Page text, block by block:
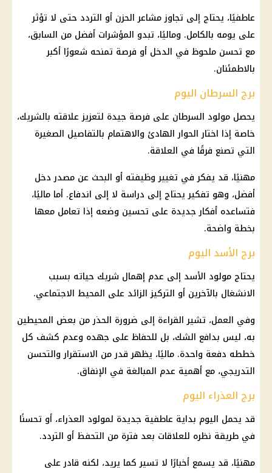
عاطفيًا، يحتاج إلى تجاوز مشاعر الحزن أو التردد حتى لا تؤثر
على يومه بالكامل. وماليًا، تبدو المؤشرات أفضل من السابق،
مع تحسن ملحوظ في الدخل أو فرصة تمنحه شعورًا أكبر
بالاطمئنان.
برج السرطان اليوم
يحصل مولود السرطان على فرصة جيدة لتعزيز علاقته بالشريك،
خاصة إذا اختار الحوار الهادئ والاهتمام بالتفاصيل الصغيرة
التي تصنع فرقًا في العلاقة.
مهنيًا، قد يفكر في تغيير وظيفته أو البحث عن مصدر دخل
أفضل، وهو تفكير يحتاج إلى دراسة لا إلى اندفاع. أما ماليًا،
فتساعده أفكار جديدة على تحسين وضعه إذا تعامل معها
بخطة واضحة.
برج الأسد اليوم
يحتاج مولود الأسد إلى عدم إهمال شريك حياته بسبب
الانشغال بالآخرين أو التركيز الزائد على المحيط الاجتماعي.
وفي العمل، تشير القراءة إلى ضرورة الحذر من بعض المحيطين
به، ليس بدافع الشك، بل للحفاظ على جهده وعدم كشف كل
خططه دفعة واحدة. ماليًا، يظهر قدر من الاستقرار والتحسن
التدريجي، مع أهمية عدم المبالغة في الإنفاق.
برج العذراء اليوم
قد يحمل اليوم بداية عاطفية جديدة لمولود العذراء، أو تحسنًا
في طريقة نظره للعلاقات بعد فترة من التحفظ أو التردد.
مهنيًا، قد يسمع أخبارًا لا تسير كما يريد، لكنه قادر على